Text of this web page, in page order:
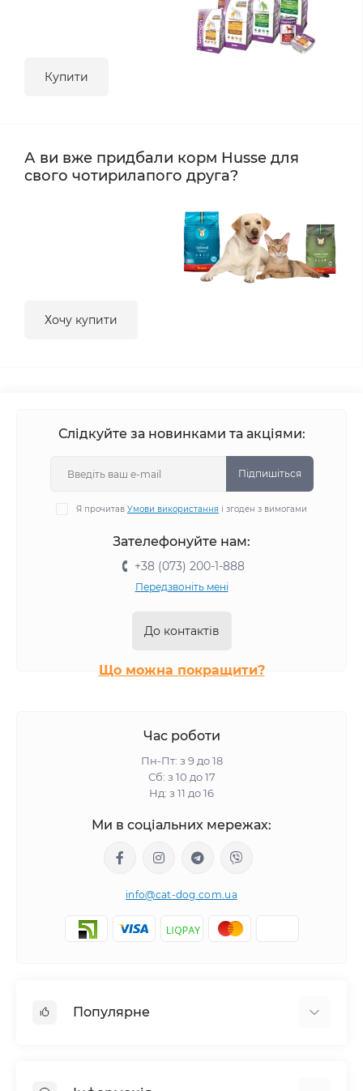
Купити
А ви вже придбали корм Husse для
свого чотирилапого друга?
Хочу купити
Слідкуйте за новинками та акціями:
Підпишіться
Я прочитав Умови використання і згоден з вимогами
Зателефонуйте нам:
+38 (073) 200-1-888
Передзвоніть мені
До контактів
Що можна покращити?
Час роботи
Пн-Пт: з 9 до 18
Сб: з 10 до 17
Нд: з 11 до 16
Ми в соціальних мережах:
info@cat-dog.com.ua
Популярне